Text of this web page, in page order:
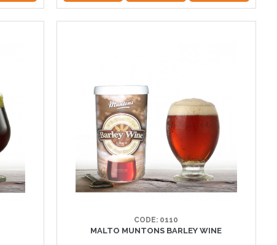
CODE: 0110
MALTO MUNTONS BARLEY WINE